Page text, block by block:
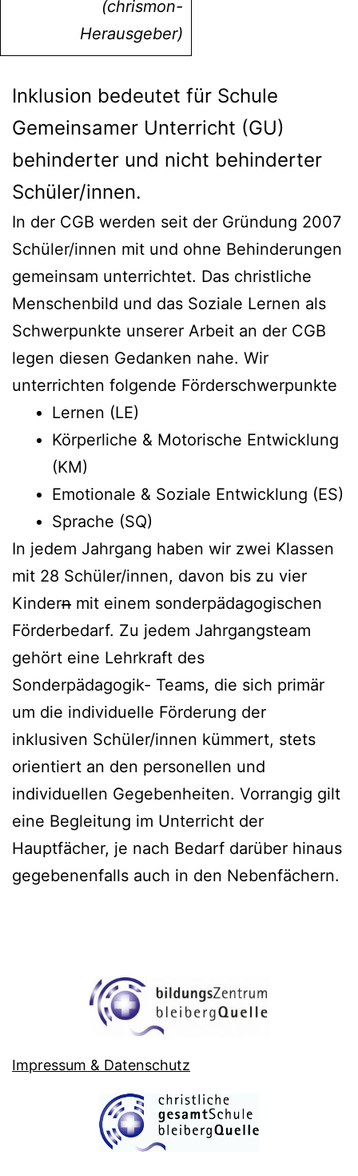
(chrismon-
Herausgeber)
Inklusion bedeutet für Schule
Gemeinsamer Unterricht (GU)
behinderter und nicht behinderter
Schüler/innen.
In der CGB werden seit der Gründung 2007
Schüler/innen mit und ohne Behinderungen
gemeinsam unterrichtet. Das christliche
Menschenbild und das Soziale Lernen als
Schwerpunkte unserer Arbeit an der CGB
legen diesen Gedanken nahe. Wir
unterrichten folgende Förderschwerpunkte
Lernen (LE)
Körperliche & Motorische Entwicklung
(KM)
Emotionale & Soziale Entwicklung (ES)
Sprache (SQ)
In jedem Jahrgang haben wir zwei Klassen
mit 28 Schüler/innen, davon bis zu vier
Kindern mit einem sonderpädagogischen
Förderbedarf. Zu jedem Jahrgangsteam
gehört eine Lehrkraft des
Sonderpädagogik- Teams, die sich primär
um die individuelle Förderung der
inklusiven Schüler/innen kümmert, stets
orientiert an den personellen und
individuellen Gegebenheiten. Vorrangig gilt
eine Begleitung im Unterricht der
Hauptfächer, je nach Bedarf darüber hinaus
gegebenenfalls auch in den Nebenfächern.
Impressum & Datenschutz